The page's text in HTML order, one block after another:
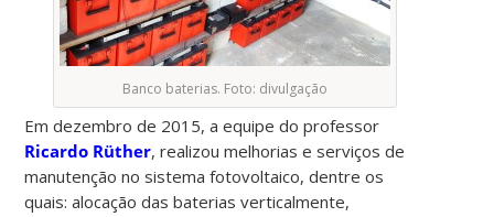
Banco baterias. Foto: divulgação
Em dezembro de 2015, a equipe do professor
Ricardo Rüther, realizou melhorias e serviços de
manutenção no sistema fotovoltaico, dentre os
quais: alocação das baterias verticalmente,